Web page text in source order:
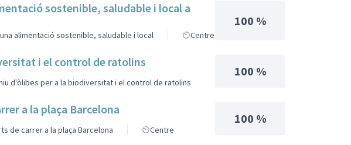
sostenible, saludable i local a
alimentació sostenible, saludable i local Centre
100 %
i el control de ratolins
d'òlibes per a la biodiversitat i el control de ratolins
100 %
a la plaça Barcelona
de carrer a la plaça Barcelona Centre
100 %